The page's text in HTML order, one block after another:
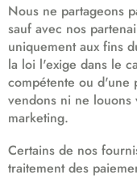
Nous ne partageons
sauf avec nos
uniquement aux fins
la loi l'exige dans le
compétente ou d'une
vendons ni ne louons
marketing.
Certains de nos
traitement des